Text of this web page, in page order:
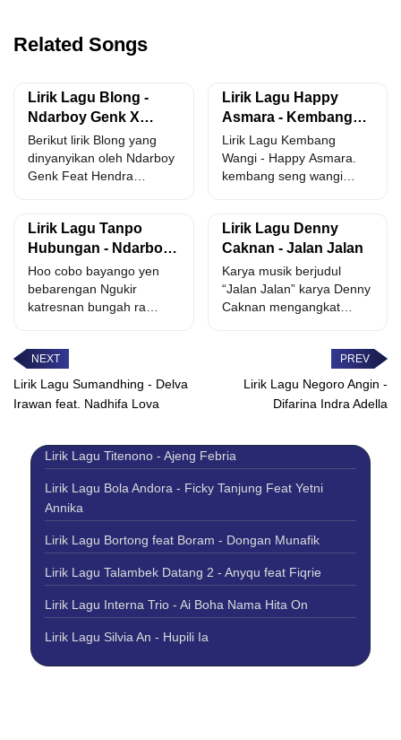
Related Songs
Lirik Lagu Blong -
Ndarboy Genk X
Hendra Kumbara
Berikut lirik Blong yang
dinyanyikan oleh Ndarboy
Genk Feat Hendra
Lirik Lagu Happy
Asmara - Kembang
Wangi dan Artinya
Lirik Lagu Kembang
Wangi - Happy Asmara.
kembang seng wangi
Lirik Lagu Tanpo
Hubungan - Ndarboy
Genk
Hoo cobo bayango yen
bebarengan Ngukir
katresnan bungah ra
Lirik Lagu Denny
Caknan - Jalan Jalan
Karya musik berjudul
“Jalan Jalan” karya Denny
Caknan mengangkat
khususnya dinamika...
Lirik Lagu Sumandhing - Delva
Irawan feat. Nadhifa Lova
Lirik Lagu Negoro Angin -
Difarina Indra Adella
Lirik Lagu Titenono - Ajeng Febria
Lirik Lagu Bola Andora - Ficky Tanjung Feat Yetni
Annika
Lirik Lagu Bortong feat Boram - Dongan Munafik
Lirik Lagu Talambek Datang 2 - Anyqu feat Fiqrie
Lirik Lagu Interna Trio - Ai Boha Nama Hita On
Lirik Lagu Silvia An - Hupili Ia